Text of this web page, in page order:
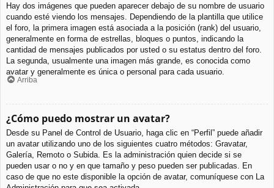
Hay dos imágenes que pueden aparecer debajo de su nombre de usuario
cuando esté viendo los mensajes. Dependiendo de la plantilla que utilice
el foro, la primera imagen está asociada a la posición (rank) del usuario,
generalmente en forma de estrellas, bloques o puntos, indicando la
cantidad de mensajes publicados por usted o su estatus dentro del foro.
La segunda, usualmente una imagen más grande, es conocida como
avatar y generalmente es única o personal para cada usuario.
Arriba
¿Cómo puedo mostrar un avatar?
Desde su Panel de Control de Usuario, haga clic en “Perfil” puede añadir
un avatar utilizando uno de los siguientes cuatro métodos: Gravatar,
Galería, Remoto o Subida. Es la administración quien decide si se
pueden usar o no y en que tamaño y peso pueden ser publicadas. En
caso de que no este disponible la opción de avatar, comuníquese con La